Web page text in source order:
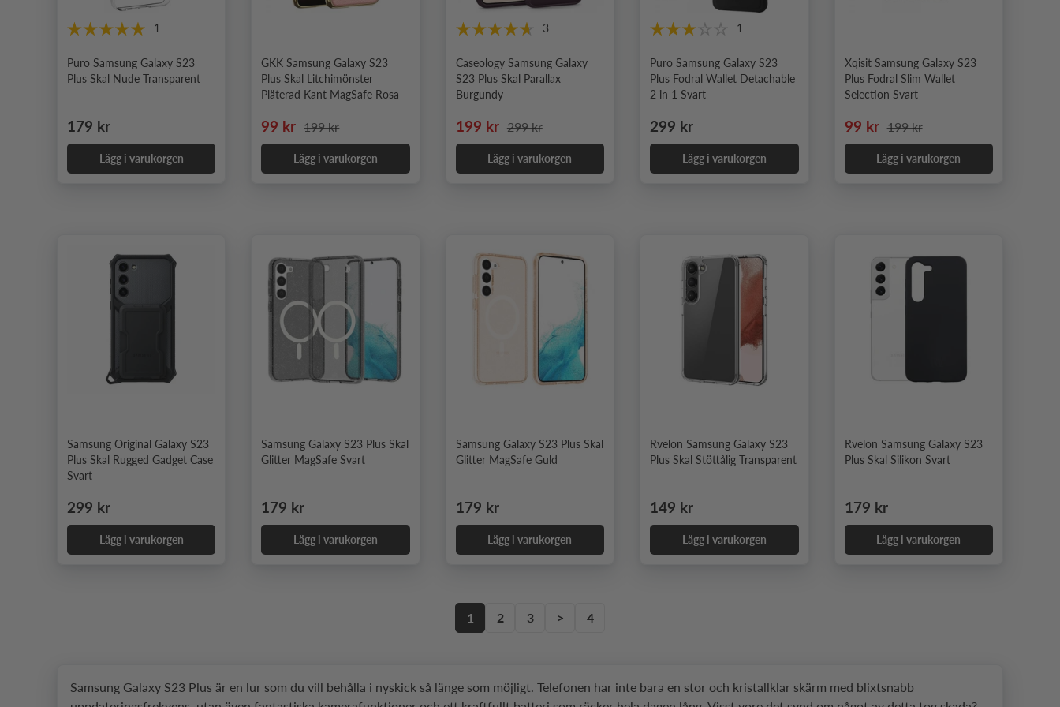
1
Puro Samsung Galaxy S23
Plus Skal Nude Transparent
Ordinarie pris
179 kr
Lägg i varukorgen
GKK Samsung Galaxy S23
Plus Skal Litchimönster
Pläterad Kant MagSafe Rosa
Nedsatt pris
99 kr Ordinarie pris
199 kr
Lägg i varukorgen
3
Caseology Samsung Galaxy
S23 Plus Skal Parallax
Burgundy
Nedsatt pris
199 kr Ordinarie pris
299 kr
Lägg i varukorgen
1
Puro Samsung Galaxy S23
Plus Fodral Wallet Detachable
2 in 1 Svart
Ordinarie pris
299 kr
Lägg i varukorgen
Xqisit Samsung Galaxy S23
Plus Fodral Slim Wallet
Selection Svart
Nedsatt pris
99 kr Ordinarie pris
199 kr
Lägg i varukorgen
Samsung Original Galaxy S23
Plus Skal Rugged Gadget Case
Svart
Ordinarie pris
299 kr
Lägg i varukorgen
Samsung Galaxy S23 Plus Skal
Glitter MagSafe Svart
Ordinarie pris
179 kr
Lägg i varukorgen
Samsung Galaxy S23 Plus Skal
Glitter MagSafe Guld
Ordinarie pris
179 kr
Lägg i varukorgen
Rvelon Samsung Galaxy S23
Plus Skal Stöttålig Transparent
Ordinarie pris
149 kr
Lägg i varukorgen
Rvelon Samsung Galaxy S23
Plus Skal Silikon Svart
Ordinarie pris
179 kr
Lägg i varukorgen
1 2 3 > 4
Samsung Galaxy S23 Plus är en lur som du vill behålla i nyskick så länge som möjligt. Telefonen har inte bara en stor och kristallklar skärm med blixtsnabb